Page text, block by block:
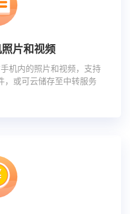
片和视频
机内的照片和视频，支持
，或可云储存至中转服务